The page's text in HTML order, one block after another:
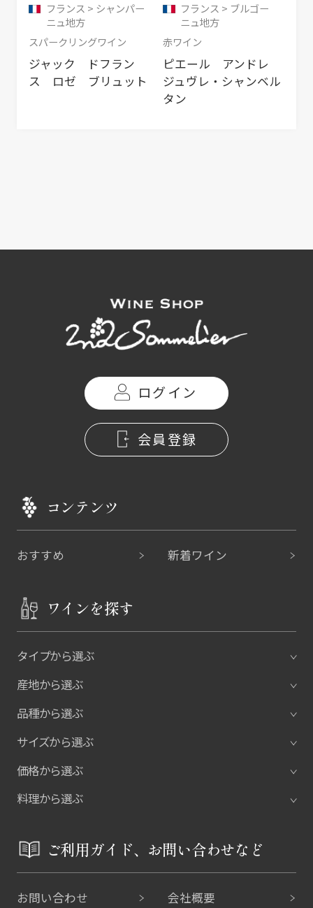
フランス > シャンパー
ニュ地方
スパークリングワイン
ジャック ドフラン
ス ロゼ ブリュット
フランス > ブルゴー
ニュ地方
赤ワイン
ピエール アンドレ
ジュヴレ・シャンベル
タン
ログイン
会員登録
コンテンツ
おすすめ 新着ワイン
ワインを探す
タイプから選ぶ
産地から選ぶ
品種から選ぶ
サイズから選ぶ
価格から選ぶ
料理から選ぶ
ご利用ガイド、お問い合わせなど
お問い合わせ 会社概要